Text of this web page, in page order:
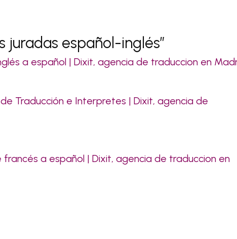
juradas español-inglés”
a español | Dixit, agencia de traduccion en
Traducción e Interpretes | Dixit, agencia de
a español | Dixit, agencia de traduccion en